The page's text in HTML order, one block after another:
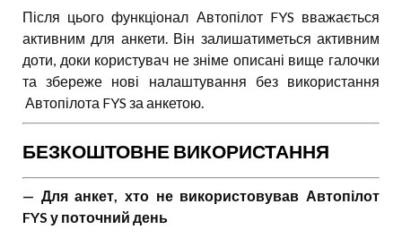
Після цього функціонал Автопілот FYS вважається
активним для анкети. Він залишатиметься активним
доти, доки користувач не зніме описані вище галочки
та збереже нові налаштування без використання
Автопілота FYS за анкетою.
БЕЗКОШТОВНЕ ВИКОРИСТАННЯ
— Для анкет, хто не використовував Автопілот
FYS у поточний день